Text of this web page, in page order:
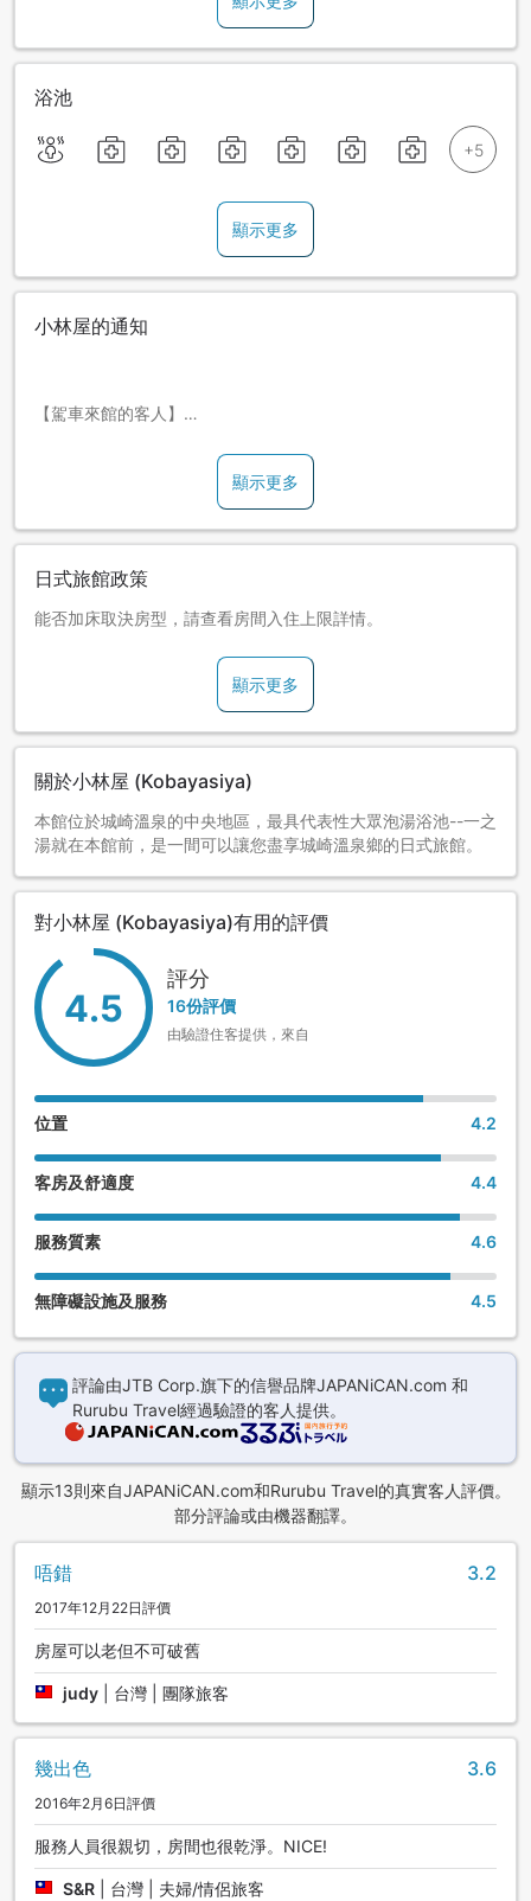
浴池
顯示更多
小林屋的通知
【駕車來館的客人】
溫泉街將限制車輛進入。請在出發前先確認好相關資訊。
本館於2024年4月1日起，謝絕實歲未滿10歲兒童入住。 嬰幼
住宿城崎溫泉的客人須另外支付以下費用。
【入湯稅】150日圓(僅大人)
預定入住日的14天前可免費取消。
- 超過14天將收取住宿費的30%
- 超過7天將收取住宿費的50%
- 超過3天將收取住宿費的80%
- 前一天的18:00以後、當天無故取消，將收取住宿費的
*連假、年底年初將適用其他取消規定。
■衛浴用品
2022年4月1日起，因應「塑膠資源循環促進法」施行，部分客
房不再放置衛浴用品。
■全館禁菸
根據兵庫縣的二手菸預防條例，所有客房皆禁菸。請使用1樓的
50000日圓。
■停車費(含摩托車)：1000日圓/1晚
※若車高超過2公尺，或車寬大於標準廂型車，請使用合作停車
場，且會另外收費(費用依車輛大小而異)
顯示更多
日式旅館政策
能否加床取決房型，請查看房間入住上限詳情。
顯示更多
關於小林屋 (Kobayasiya)
本館位於城崎溫泉的中央地區，最具代表性大眾泡湯浴池--一之
湯就在本館前，是一間可以讓您盡享城崎溫泉鄉的日式旅館。
對小林屋 (Kobayasiya)有用的評價
4.5
評分
16份評價
由驗證住客提供，來自
位置 4.2
客房及舒適度 4.4
服務質素 4.6
無障礙設施及服務 4.5
評論由JTB Corp.旗下的信譽品牌JAPANiCAN.com 和
Rurubu Travel經過驗證的客人提供。
顯示13則來自JAPANiCAN.com和Rurubu Travel的真實客人評價。
部分評論或由機器翻譯。
唔錯 3.2
2017年12月22日評價
房屋可以老但不可破舊
judy 台灣 | 團隊旅客
幾出色 3.6
2016年2月6日評價
服務人員很親切，房間也很乾淨。NICE!
S&R 台灣 | 夫婦/情侶旅客